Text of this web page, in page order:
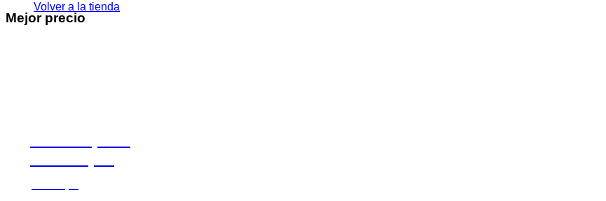
Volver a la tienda
Mejor precio